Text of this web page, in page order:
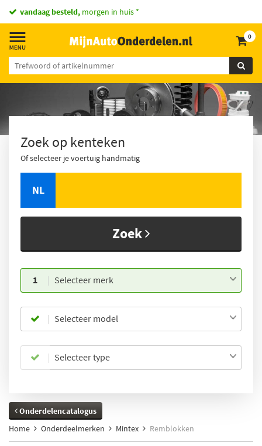
vandaag besteld, morgen in huis *
0
Zoek op kenteken
Of selecteer je voertuig handmatig
NL
Zoek
1 Selecteer merk
Selecteer model
Selecteer type
Onderdelencatalogus
Home
Onderdeelmerken Mintex Remblokken